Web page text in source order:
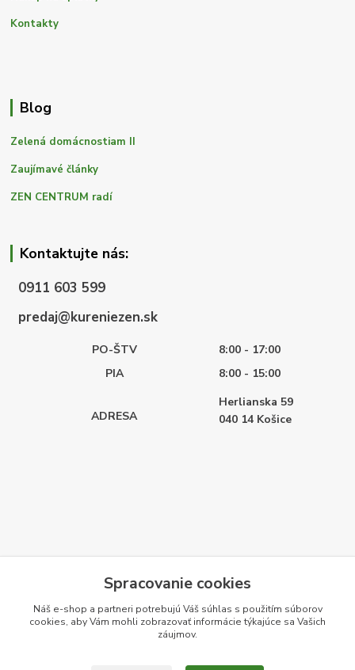
Kontakty
Blog
Zelená domácnostiam II
Zaujímavé články
ZEN CENTRUM radí
Kontaktujte nás:
0911 603 599
predaj@kureniezen.sk
PO-ŠTV
8:00 - 17:00
PIA
8:00 - 15:00
ADRESA
Herlianska 59
040 14 Košice
Spracovanie cookies
Náš e-shop a partneri potrebujú Váš súhlas s použitím súborov
cookies, aby Vám mohli zobrazovať informácie týkajúce sa Vašich
záujmov.